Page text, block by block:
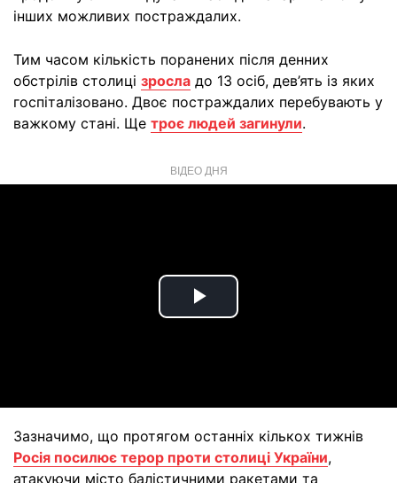
інших можливих постраждалих.
Тим часом кількість поранених після денних
обстрілів столиці зросла до 13 осіб, дев’ять із яких
госпіталізовано. Двоє постраждалих перебувають у
важкому стані. Ще троє людей загинули.
ВІДЕО ДНЯ
Play
Зазначимо, що протягом останніх кількох тижнів
Росія посилює терор проти столиці України,
атакуючи місто балістичними ракетами та